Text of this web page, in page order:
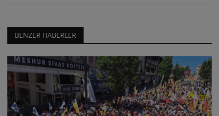
BENZER HABERLER